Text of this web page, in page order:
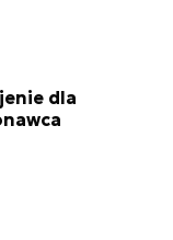
dla